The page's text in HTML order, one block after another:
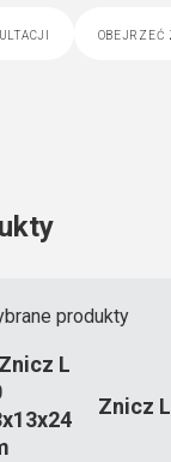
obejrzeć
produkty
Znicz